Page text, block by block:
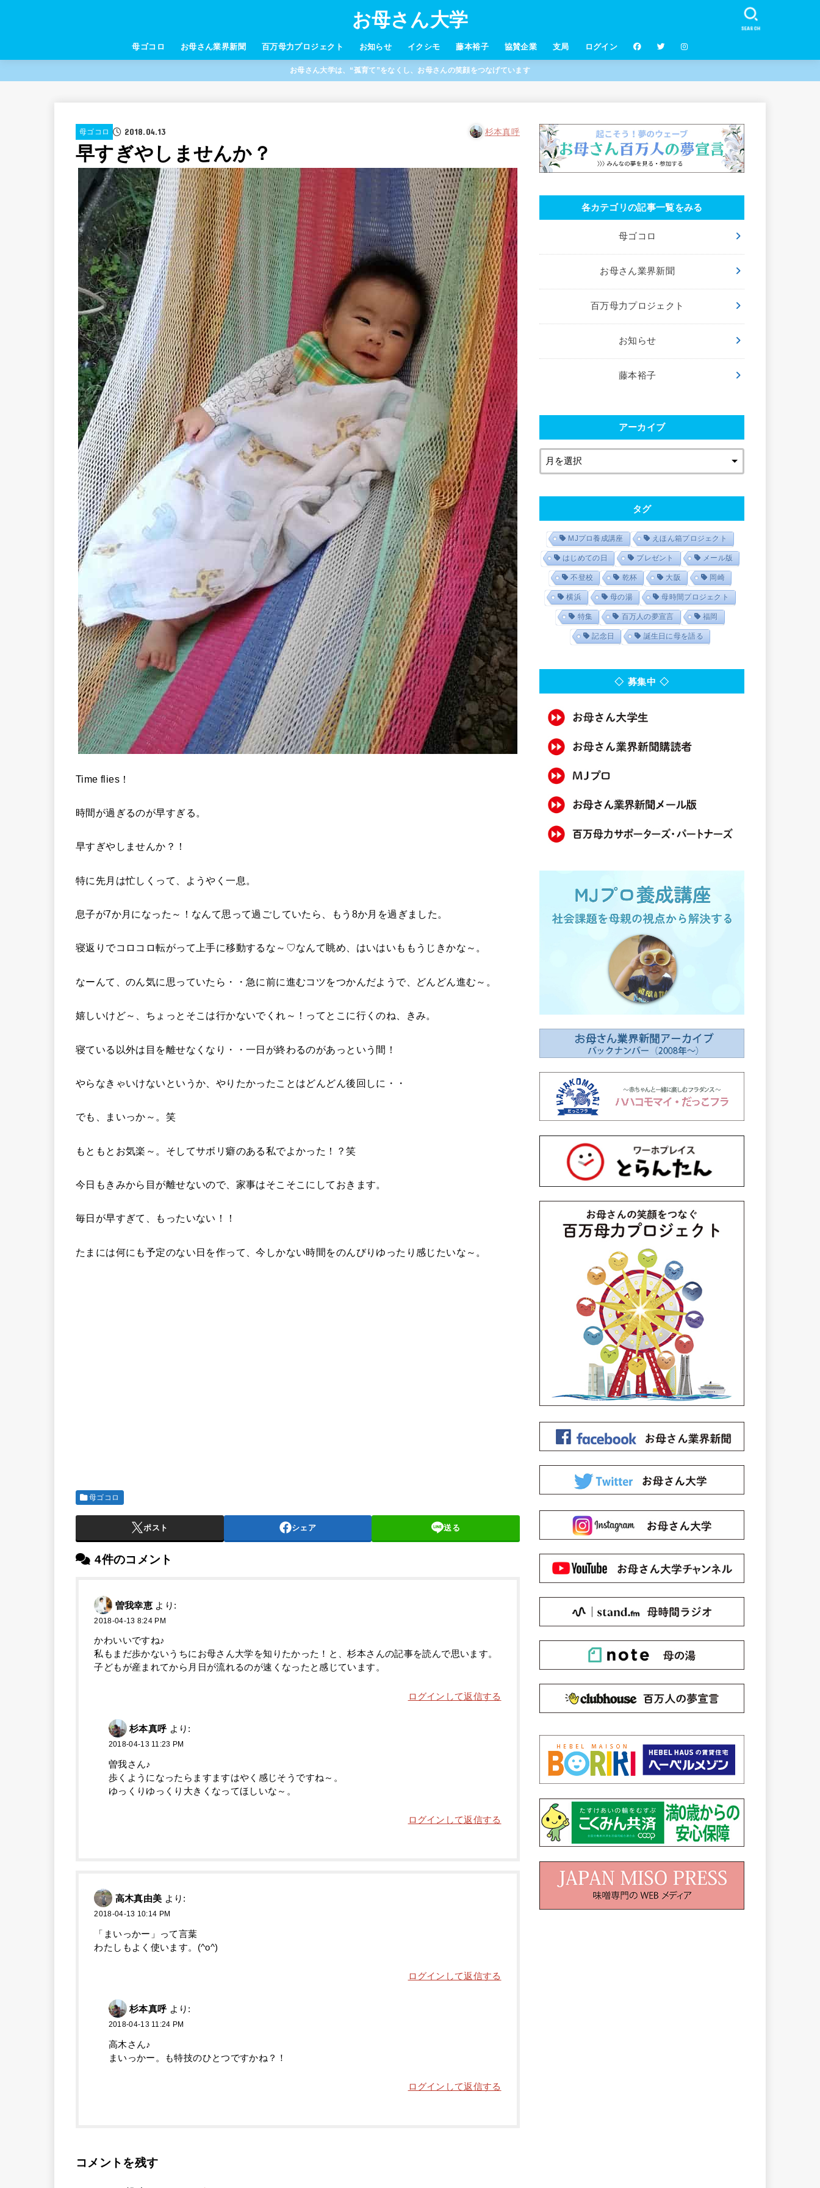
お母さん大学
母ゴコロ お母さん業界新聞 百万母力プロジェクト お知らせ イクシモ 藤本裕子 協賛企業 支局 ログイン
SEARCH
お母さん大学は、“孤育て”をなくし、お母さんの笑顔をつなげています
母ゴコロ 2018.04.13 杉本真呼
早すぎやしませんか？
Time flies！
時間が過ぎるのが早すぎる。
早すぎやしませんか？！
特に先月は忙しくって、ようやく一息。
息子が7か月になった～！なんて思って過ごしていたら、もう8か月を過ぎました。
寝返りでコロコロ転がって上手に移動するな～♡なんて眺め、はいはいももうじきかな～。
なーんて、のん気に思っていたら・・急に前に進むコツをつかんだようで、どんどん進む～。
嬉しいけど～、ちょっとそこは行かないでくれ～！ってとこに行くのね、きみ。
寝ている以外は目を離せなくなり・・一日が終わるのがあっという間！
やらなきゃいけないというか、やりたかったことはどんどん後回しに・・
でも、まいっか～。笑
もともとお気楽～。そしてサボリ癖のある私でよかった！？笑
今日もきみから目が離せないので、家事はそこそこにしておきます。
毎日が早すぎて、もったいない！！
たまには何にも予定のない日を作って、今しかない時間をのんびりゆったり感じたいな～。
母ゴコロ
ポスト シェア 送る
4件のコメント
曽我幸恵 より:
2018-04-13 8:24 PM
かわいいですね♪
私もまだ歩かないうちにお母さん大学を知りたかった！と、杉本さんの記事を読んで思います。
子どもが産まれてから月日が流れるのが速くなったと感じています。
ログインして返信する
杉本真呼 より:
2018-04-13 11:23 PM
曽我さん♪
歩くようになったらますますはやく感じそうですね～。
ゆっくりゆっくり大きくなってほしいな～。
ログインして返信する
高木真由美 より:
2018-04-13 10:14 PM
「まいっかー」って言葉
わたしもよく使います。(^o^)
ログインして返信する
杉本真呼 より:
2018-04-13 11:24 PM
高木さん♪
まいっかー。も特技のひとつですかね？！
ログインして返信する
コメントを残す
各カテゴリの記事一覧をみる
母ゴコロ
お母さん業界新聞
百万母力プロジェクト
お知らせ
藤本裕子
アーカイブ
タグ
MJプロ養成講座 えほん箱プロジェクト
はじめての日 プレゼント メール版
不登校 乾杯 大阪 岡崎
横浜 母の湯 母時間プロジェクト
特集 百万人の夢宣言 福岡
記念日 誕生日に母を語る
◇ 募集中 ◇